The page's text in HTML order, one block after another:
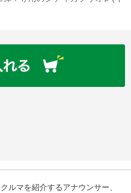
ルマを紹介するアナウンサー、